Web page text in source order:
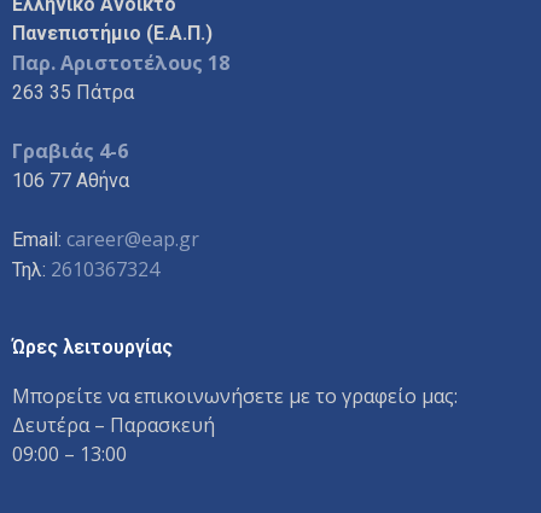
Πανεπιστήμιο (Ε.Α.Π.)
Παρ. Αριστοτέλους 18
263 35 Πάτρα
Γραβιάς 4-6
106 77 Αθήνα
Email: career@eap.gr
Τηλ: 2610367324
Ώρες λειτουργίας
Μπορείτε να επικοινωνήσετε με το γραφείο μας:
Δευτέρα – Παρασκευή
09:00 – 13:00